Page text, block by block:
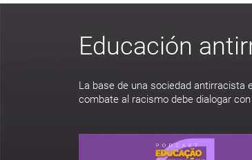
Educación
La base de una sociedad antirracista
combate al racismo debe dialogar